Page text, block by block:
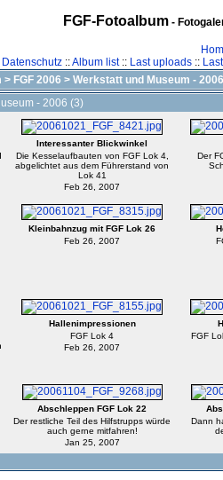
FGF-Fotoalbum-
Datenschutz::Album list:: Last uploads::
> FGF 2006 > Werkstatt und Museum -
- 2006 (3)
Interessanter Blickwinkel
Die Kesselaufbauten von FGF Lok 4,
abgelichtet aus dem Führerstand von
Lok 41
Feb 26, 2007
Der
Kleinbahnzug mit FGF Lok 26
Feb 26, 2007
Hallenimpressionen
FGF Lok 4
Feb 26, 2007
FGF
Abschleppen FGF Lok 22
Der restliche Teil des Hilfstrupps würde
auch gerne mitfahren!
Jan 25, 2007
Dann